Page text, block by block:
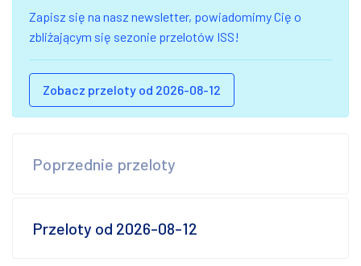
Zapisz się na nasz newsletter, powiadomimy Cię o
zbliżającym się sezonie przelotów ISS!
Zobacz przeloty od 2026-08-12
Poprzednie przeloty
Przeloty od 2026-08-12